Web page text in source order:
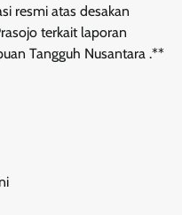
resmi atas desakan
terkait laporan
Tangguh Nusantara .**